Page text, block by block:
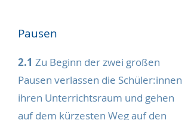
Pausen
2.1 Zu Beginn der zwei großen
Pausen verlassen die Schüler:innen
ihren Unterrichtsraum und gehen
auf dem kürzesten Weg auf den